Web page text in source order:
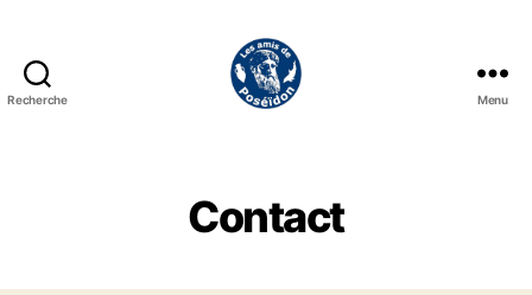
Recherche
Poséidon
Menu
Contact